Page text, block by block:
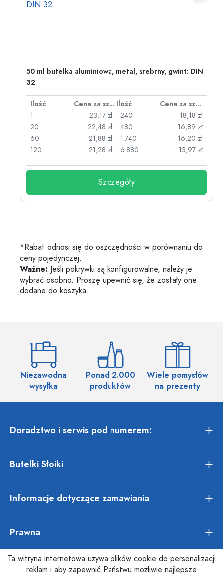
50 ml butelka aluminiowa, metal, srebrny, gwint: DIN
32
Ilość Cena za sztukę Ilość
Cena za sztukę
1
23,17 zł
20
22,48 zł
60
21,88 zł
120
21,28 zł
240
18,18 zł
480
16,89 zł
1.740
16,20 zł
6.880
13,97 zł
Szczegóły
*Rabat odnosi się do oszczędności w porównaniu do
ceny pojedynczej.
Ważne: Jeśli pokrywki są konfigurowalne, należy je
wybrać osobno. Proszę upewnić się, że zostały one
dodane do koszyka.
Niezawodna
wysyłka
Ponad 2.000
produktów
Wiele pomysłów
na prezenty
Doradztwo i serwis pod numerem:
Butelki Słoiki
Informacje dotyczące zamawiania
Prawna
Ta witryna internetowa używa plików cookie do personalizacji
reklam i aby zapewnić Państwu możliwie najlepsze